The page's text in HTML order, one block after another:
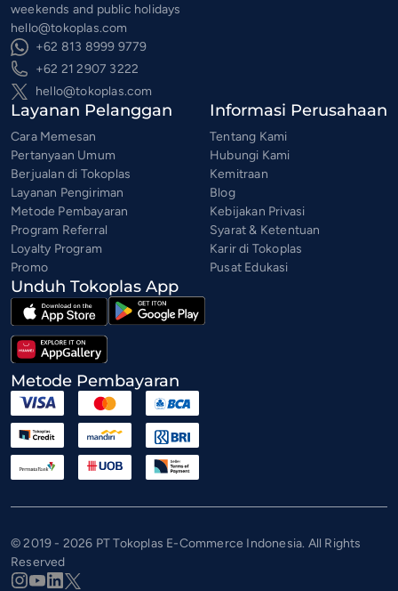
weekends and public holidays
hello@tokoplas.com
+62 813 8999 9779
+62 21 2907 3222
hello@tokoplas.com
Layanan Pelanggan
Cara Memesan
Pertanyaan Umum
Berjualan di Tokoplas
Layanan Pengiriman
Metode Pembayaran
Program Referral
Loyalty Program
Promo
Informasi Perusahaan
Tentang Kami
Hubungi Kami
Kemitraan
Blog
Kebijakan Privasi
Syarat & Ketentuan
Karir di Tokoplas
Pusat Edukasi
Unduh Tokoplas App
Metode Pembayaran
© 2019 - 2026 PT Tokoplas E-Commerce Indonesia. All Rights
Reserved